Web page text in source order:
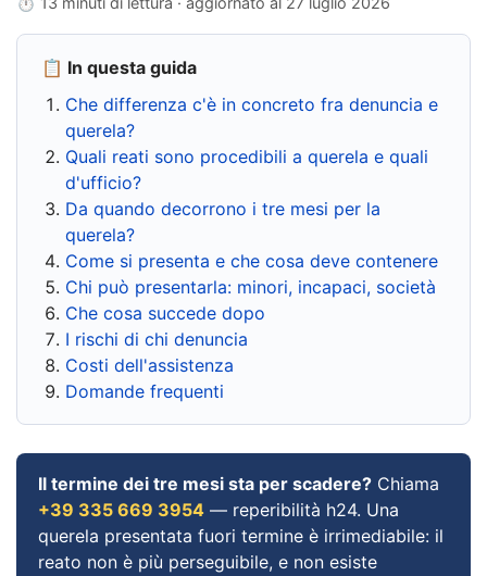
📋 In questa guida
Che differenza c'è in concreto fra denuncia e
querela?
Quali reati sono procedibili a querela e quali
d'ufficio?
Da quando decorrono i tre mesi per la
querela?
Come si presenta e che cosa deve contenere
Chi può presentarla: minori, incapaci, società
Che cosa succede dopo
I rischi di chi denuncia
Costi dell'assistenza
Domande frequenti
Il termine dei tre mesi sta per scadere? Chiama
+39 335 669 3954 — reperibilità h24. Una
querela presentata fuori termine è irrimediabile: il
reato non è più perseguibile, e non esiste